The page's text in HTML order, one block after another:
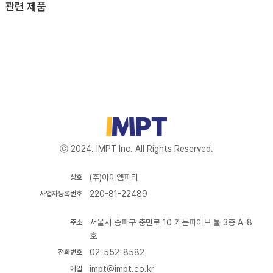
관련 제품
ⓒ 2024. IMPT Inc. All Rights Reserved.
(주)아이엠피티
상호
사업자등록번호
220-81-22489
주소
서울시 송파구 충민로 10 가든파이브 툴 3층 A-8
호
전화번호 02-552-8582
메일 impt@impt.co.kr